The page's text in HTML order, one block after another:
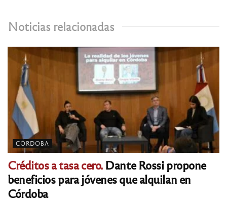
Noticias relacionadas
CÓRDOBA
Créditos a tasa cero.Dante Rossi propone
beneficios para jóvenes que alquilan en
Córdoba